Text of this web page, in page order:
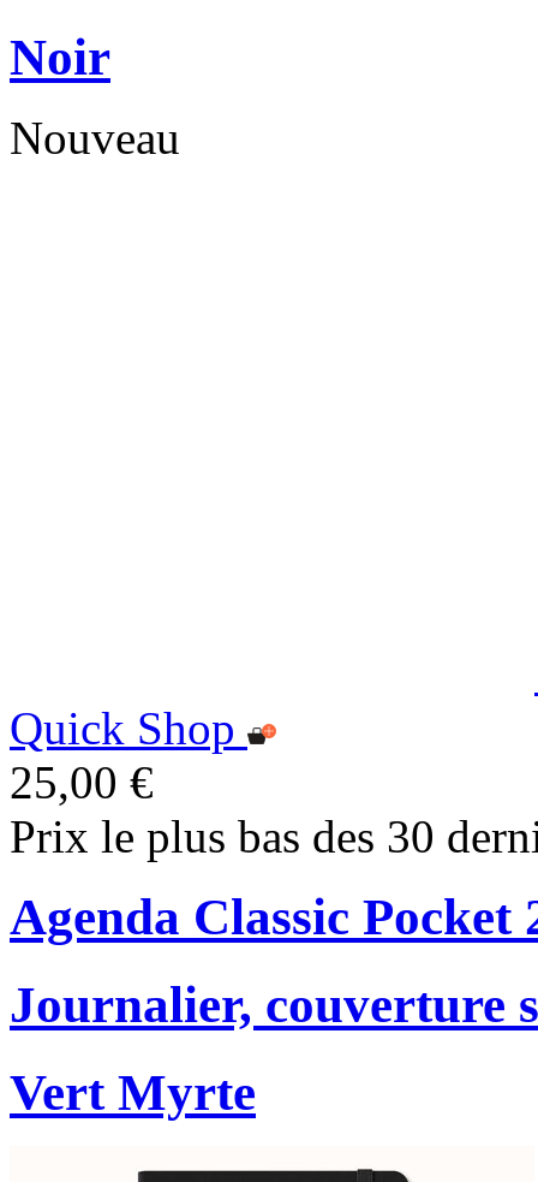
Noir
Nouveau
Quick Shop
25,00 €
Prix le plus bas des 30
Agenda Classic Pocket
Journalier, couverture
Vert Myrte